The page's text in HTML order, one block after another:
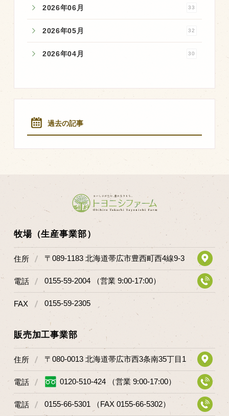
2026年06月 33
2026年05月 32
2026年04月 30
過去の記事
牧場（生産事業部）
住所 〒089-1183 北海道帯広市豊西町西4線9-3
電話 0155-59-2004 （営業 9:00-17:00）
FAX 0155-59-2305
販売加工事業部
住所 〒080-0013 北海道帯広市西3条南35丁目1
電話 0120-510-424 （営業 9:00-17:00）
電話 0155-66-5301 （FAX 0155-66-5302）